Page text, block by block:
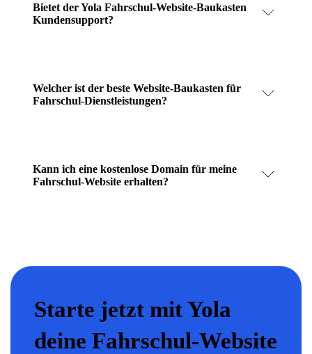
Bietet der Yola Fahrschul-Website-Baukasten
Kundensupport?
Welcher ist der beste Website-Baukasten für
Fahrschul-Dienstleistungen?
Kann ich eine kostenlose Domain für meine
Fahrschul-Website erhalten?
Starte jetzt mit Yola
deine Fahrschul-Website